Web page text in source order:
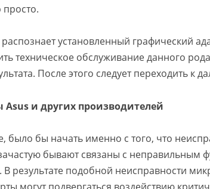
просто.
распознает установленный графический
техническое обслуживание данного рода
После этого следует переходить к
и других производителей
было бы начать именно с того, что
бывают связаны с неправильным
результате подобной неисправности